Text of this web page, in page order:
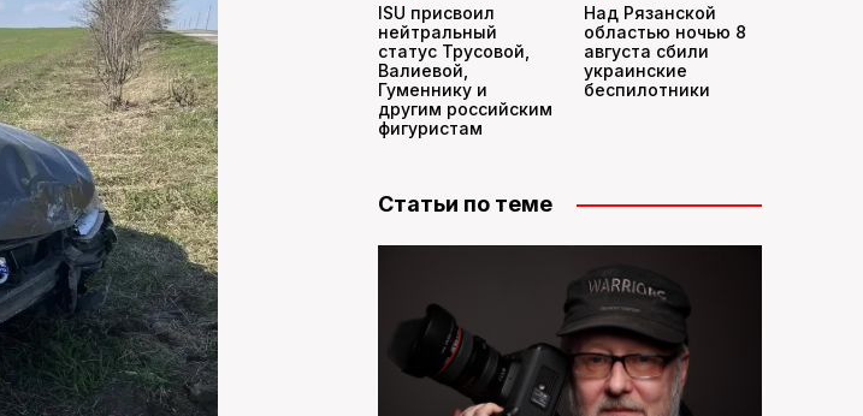
ISU присвоил
нейтральный
статус Трусовой,
Валиевой,
Гуменнику и
другим российским
фигуристам
Над Рязанской
областью ночью 8
августа сбили
украинские
беспилотники
Статьи по теме